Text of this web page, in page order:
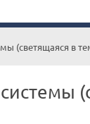
(светящаяся в